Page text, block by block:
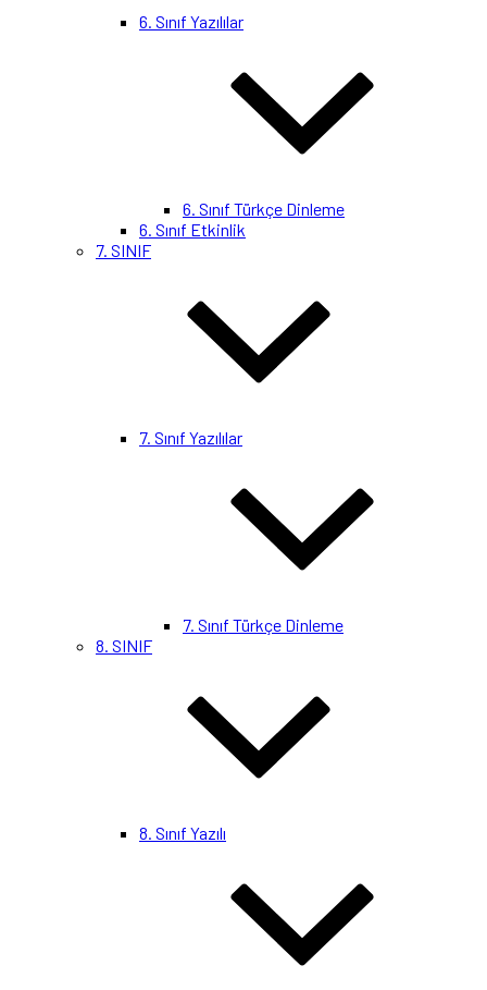
6. Sınıf Yazılılar
6. Sınıf Türkçe Dinleme
6. Sınıf Etkinlik
7. SINIF
7. Sınıf Yazılılar
7. Sınıf Türkçe Dinleme
8. SINIF
8. Sınıf Yazılı